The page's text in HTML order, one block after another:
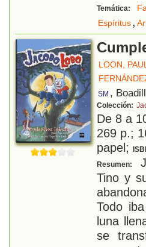
Temática:
Espíritus,
LOON,
SM ,
Colección:
De 8 a
269 p.;
papel;
Resumen:
Tino y
Todo
luna
se